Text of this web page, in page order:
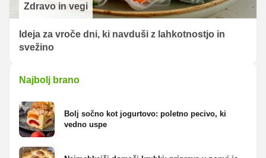
Zdravo in vegi
Ideja za vroče dni, ki navduši z lahkotnostjo in
svežino
Najbolj brano
Bolj sočno kot jogurtovo: poletno pecivo, ki
vedno uspe